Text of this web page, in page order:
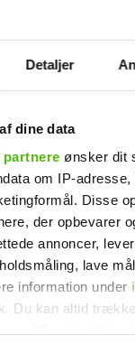
Detaljer
dine data
partnere ønsker dit
om IP-
Disse
der opbevarer
annoncer,
lave
information under
Du kan altid